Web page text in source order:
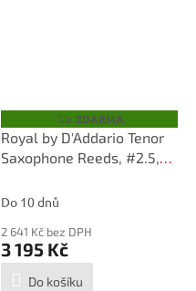
Z
D
A
R
ZDARMA
Royal by D'Addario Tenor
Saxophone Reeds, #2.5,
Do 10 dnů
2 641 Kč bez DPH
3 195 Kč
Do košíku